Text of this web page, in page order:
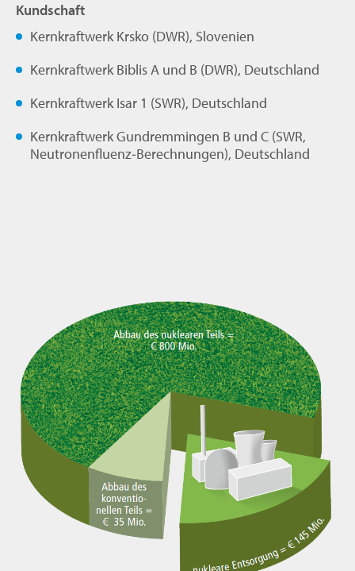
Kundschaft
Kernkraftwerk Krsko (DWR), Slovenien
Kernkraftwerk Biblis A und B (DWR), Deutschland
Kernkraftwerk Isar 1 (SWR), Deutschland
Kernkraftwerk Gundremmingen B und C (SWR,
Neutronenfluenz‐Berechnungen), Deutschland